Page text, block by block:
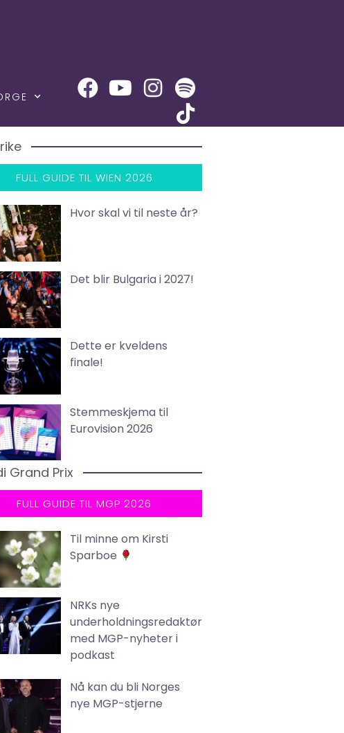
FULL GUIDE TIL WIEN 2026
Hvor skal vi til neste år?
Det blir Bulgaria i 2027!
Dette er kveldens
finale!
Stemmeskjema til
Eurovision 2026
Grand Prix
FULL GUIDE TIL MGP 2026
Til minne om Kirsti
Sparboe
NRKs nye
underholdningsredaktør
med MGP-nyheter i
podkast
Nå kan du bli Norges
nye MGP-stjerne